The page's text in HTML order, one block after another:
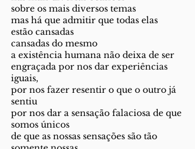
sobre os mais diversos temas
mas há que admitir que todas elas
estão cansadas
cansadas do mesmo
a existência humana não deixa de ser
engraçada por nos dar experiências
iguais,
por nos fazer resentir o que o outro já
sentiu
por nos dar a sensação falaciosa de que
somos únicos
de que as nossas sensações são tão